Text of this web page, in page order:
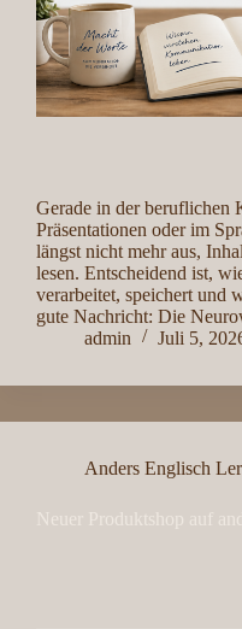
Gerade in der beruflichen
Präsentationen oder im
längst nicht mehr aus,
lesen. Entscheidend ist,
verarbeitet, speichert und
gute Nachricht: Die
admin
Juli 5,
Anders Englisch